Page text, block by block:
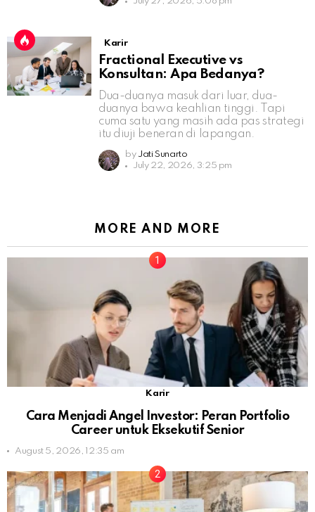
Karir
Fractional Executive vs
Konsultan: Apa Bedanya?
Dua-duanya masuk dari luar, dua-
duanya bawa keahlian tinggi. Tapi
cuma satu yang masih ada pas strategi
itu diuji beneran di lapangan.
by Jati Sunarto
July 22, 2026, 3:25 pm
MORE AND MORE
Karir
Cara Menjadi Angel Investor: Peran Portfolio
Career untuk Eksekutif Senior
August 5, 2026, 12:35 am